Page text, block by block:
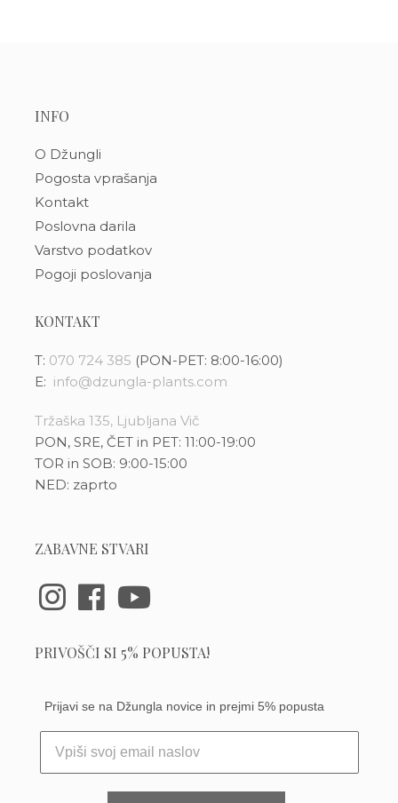
INFO
O Džungli
Pogosta vprašanja
Kontakt
Poslovna darila
Varstvo podatkov
Pogoji poslovanja
KONTAKT
T: 070 724 385 (PON-PET: 8:00-16:00)
E: info@dzungla-plants.com
Tržaška 135, Ljubljana Vič
PON, SRE, ČET in PET: 11:00-19:00
TOR in SOB: 9:00-15:00
NED: zaprto
ZABAVNE STVARI
PRIVOŠČI SI 5% POPUSTA!
Prijavi se na Džungla novice in prejmi 5% popusta